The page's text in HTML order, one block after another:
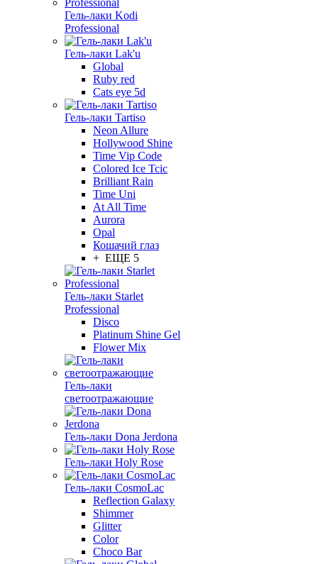
Гель-лаки Kodi
Professional
Гель-лаки Lak'u
Global
Ruby red
Cats eye 5d
Гель-лаки Tartiso
Neon Allure
Hollywood Shine
Time Vip Code
Colored Ice Tcic
Brilliant Rain
Time Uni
At All Time
Aurora
Opal
Кошачий глаз
+ ЕЩЕ 5
Гель-лаки Starlet
Professional
Disco
Platinum Shine Gel
Flower Mix
Гель-лаки
светоотражающие
Гель-лаки Dona Jerdona
Гель-лаки Holy Rose
Гель-лаки CosmoLac
Reflection Galaxy
Shimmer
Glitter
Color
Choco Bar